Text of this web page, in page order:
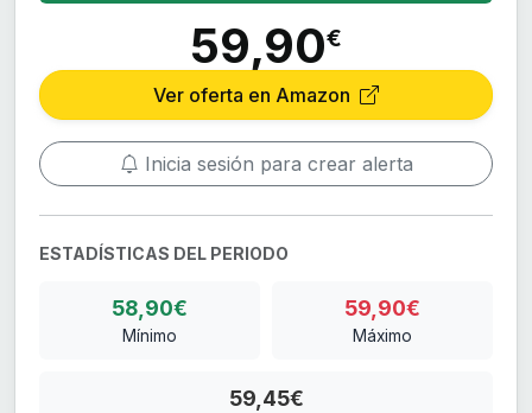
59,90€
Ver oferta en Amazon
Inicia sesión para crear alerta
ESTADÍSTICAS DEL PERIODO
58,90€
Mínimo
59,90€
Máximo
59,45€